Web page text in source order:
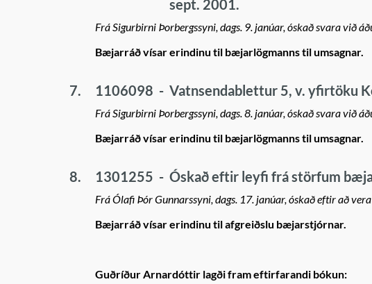
sept. 2001.
Frá Sigurbirni Þorbergssyni, dags. 9. janúar, óskað svara við
Bæjarráð vísar erindinu til bæjarlögmanns til umsagnar.
7. 1106098 - Vatnsendablettur 5, v. yfirtöku
Frá Sigurbirni Þorbergssyni, dags. 8. janúar, óskað svara við
Bæjarráð vísar erindinu til bæjarlögmanns til umsagnar.
8. 1301255 - Óskað eftir leyfi frá störfum
Frá Ólafi Þór Gunnarssyni, dags. 17. janúar, óskað eftir að
Bæjarráð vísar erindinu til afgreiðslu bæjarstjórnar.
Guðríður Arnardóttir lagði fram eftirfarandi bókun: